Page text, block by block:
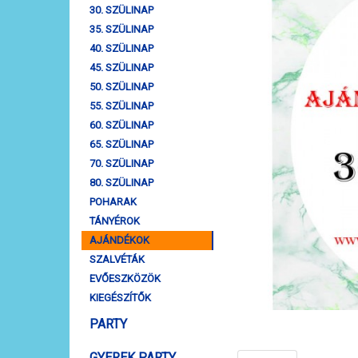
30. SZÜLINAP
35. SZÜLINAP
40. SZÜLINAP
45. SZÜLINAP
50. SZÜLINAP
55. SZÜLINAP
60. SZÜLINAP
65. SZÜLINAP
70. SZÜLINAP
80. SZÜLINAP
POHARAK
TÁNYÉROK
AJÁNDÉKOK
SZALVÉTÁK
EVŐESZKÖZÖK
KIEGÉSZÍTŐK
PARTY